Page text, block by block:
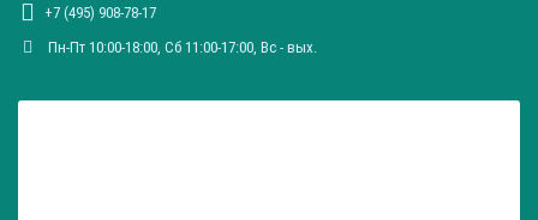
+7 (495) 908-78-17
Пн-Пт 10:00-18:00, Сб 11:00-17:00, Вc - вых.